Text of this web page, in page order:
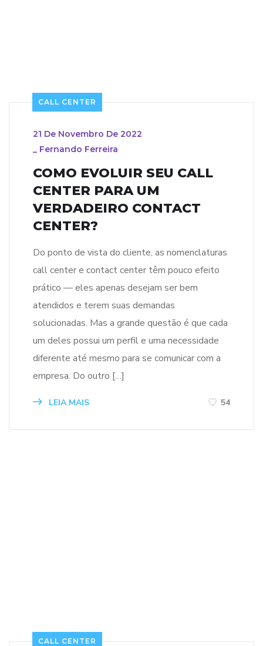
CALL CENTER
21 De Novembro De 2022
_ Fernando Ferreira
COMO EVOLUIR SEU CALL
CENTER PARA UM
VERDADEIRO CONTACT
CENTER?
Do ponto de vista do cliente, as nomenclaturas
call center e contact center têm pouco efeito
prático — eles apenas desejam ser bem
atendidos e terem suas demandas
solucionadas. Mas a grande questão é que cada
um deles possui um perfil e uma necessidade
diferente até mesmo para se comunicar com a
empresa. Do outro […]
LEIA MAIS 54
CALL CENTER